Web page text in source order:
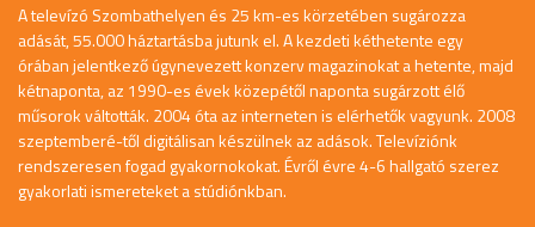
A televízó Szombathelyen és 25 km-es körzetében sugározza
adását, 55.000 háztartásba jutunk el. A kezdeti kéthetente egy
órában jelentkező úgynevezett konzerv magazinokat a hetente, majd
kétnaponta, az 1990-es évek közepétől naponta sugárzott élő
műsorok váltották. 2004 óta az interneten is elérhetők vagyunk. 2008
szeptemberé-től digitálisan készülnek az adások. Televíziónk
rendszeresen fogad gyakornokokat. Évről évre 4-6 hallgató szerez
gyakorlati ismereteket a stúdiónkban.